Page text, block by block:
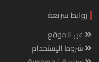
روابط سريعة
عن الموقع
شروط الإستخدام